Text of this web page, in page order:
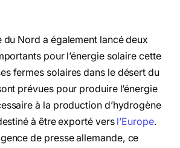
du Nord a également lancé deux
pour l’énergie solaire cette
fermes solaires dans le désert du
prévues pour produire l’énergie
à la production d’hydrogène
à être exporté vers l’Europe.
de presse allemande, ce